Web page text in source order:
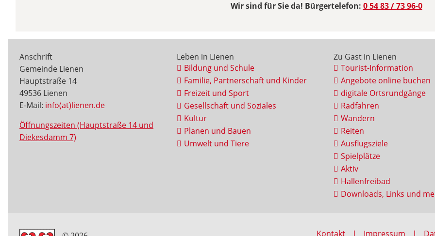
Wir sind für Sie da! Bürgertelefon: 0 54 83 / 73 96-0
Anschrift
Gemeinde Lienen
Hauptstraße 14
49536 Lienen
E-Mail: info(at)lienen.de
Öffnungszeiten (Hauptstraße 14 und
Diekesdamm 7)
Leben in Lienen
Bildung und Schule
Familie, Partnerschaft und Kinder
Freizeit und Sport
Gesellschaft und Soziales
Kultur
Planen und Bauen
Umwelt und Tiere
Zu Gast in Lienen
Tourist-Information
Angebote online buchen
digitale Ortsrundgänge
Radfahren
Wandern
Reiten
Ausflugsziele
Spielplätze
Aktiv
Hallenfreibad
Downloads, Links und
Kontakt Impressum